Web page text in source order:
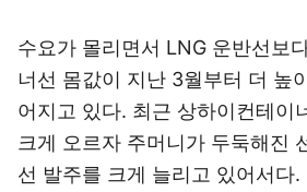
수요가 몰리면서 LNG 운반선보
너선 몸값이 지난 3월부터 더 높
어지고 있다. 최근 상하이컨테이
크게 오르자 주머니가 두둑해진
선 발주를 크게 늘리고 있어서다